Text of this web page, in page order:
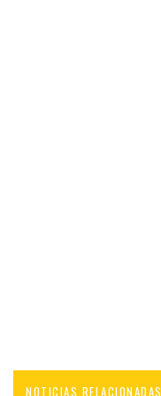
NOTICIAS RELACIONADAS